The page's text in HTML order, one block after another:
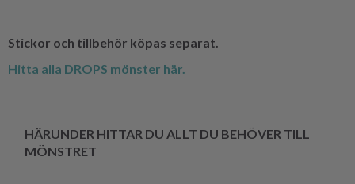
Stickor och tillbehör köpas separat.
Hitta alla DROPS mönster här.
HÄRUNDER HITTAR DU ALLT DU BEHÖVER TILL
MÖNSTRET